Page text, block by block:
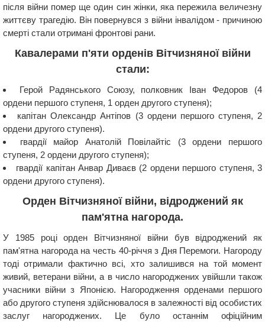
після війни помер ще один син жінки, яка пережила величезну
життєву трагедію. Він повернувся з війни інвалідом - причиною
смерті стали отримані фронтові рани.
Кавалерами п'яти орденів Вітчизняної війни
стали:
Герой Радянського Союзу, полковник Іван Федоров (4
ордени першого ступеня, 1 орден другого ступеня);
капітан Олександр Антіпов (3 ордени першого ступеня, 2
ордени другого ступеня).
гвардії майор Анатолій Повілайтіс (3 ордени першого
ступеня, 2 ордени другого ступеня);
гвардії капітан Анвар Диваєв (2 ордени першого ступеня, 3
ордени другого ступеня).
Орден Вітчизняної війни, відроджений як
пам'ятна нагорода.
У 1985 році орден Вітчизняної війни був відроджений як
пам'ятна нагорода на честь 40-річчя з Дня Перемоги. Нагороду
тоді отримали фактично всі, хто залишився на той момент
живий, ветерани війни, а в число нагороджених увійшли також
учасники війни з Японією. Нагородження орденами першого
або другого ступеня здійснювалося в залежності від особистих
заслуг нагороджених. Це було останнім офіційним